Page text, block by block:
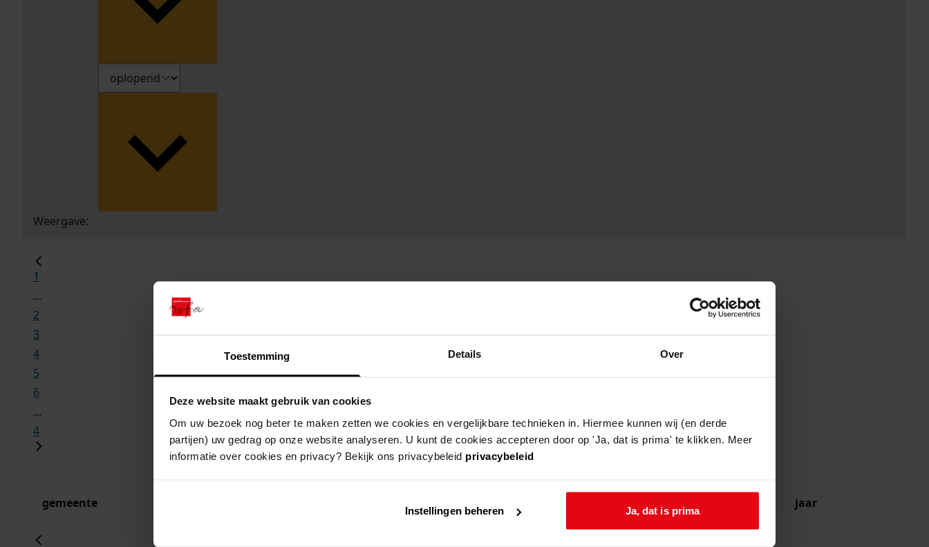
Toestemming Details Over
Deze website maakt gebruik van cookies
Om uw bezoek nog beter te maken zetten we cookies en vergelijkbare technieken in. Hiermee kunnen wij (en derde
partijen) uw gedrag op onze website analyseren. U kunt de cookies accepteren door op 'Ja, dat is prima' te klikken. Meer
informatie over cookies en privacy? Bekijk ons privacybeleid privacybeleid
Instellingen beheren Ja, dat is prima
Weergave:
1
...
2
3
4
5
6
...
4
gemeente jaar